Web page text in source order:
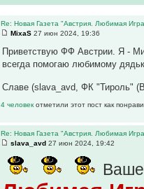
Re: Новая Газета "Австрия. Любимая
MixaS 27 июн 2024, 19:36
Приветствую ФФ Австрии. Я -
всегда помогаю любимому
Славе (slava_avd, ФК "Тироль"
4 человек отметили этот пост как
Re: Новая Газета "Австрия. Любимая
slava_avd 27 июн 2024, 19:42